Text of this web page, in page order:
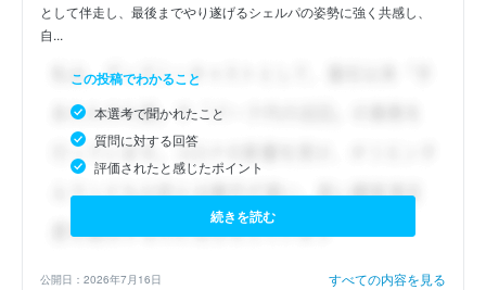
として伴走し、最後までやり遂げるシェルパの姿勢に強く共感し、
自...
この投稿でわかること
本選考で聞かれたこと
質問に対する回答
評価されたと感じたポイント
続きを読む
公開日：2026年7月16日 すべての内容を見る